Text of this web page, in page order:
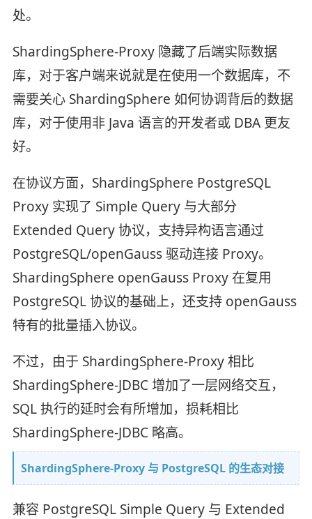
处。
ShardingSphere-Proxy 隐藏了后端实际数据
库，对于客户端来说就是在使用一个数据库，不
需要关心 ShardingSphere 如何协调背后的数据
库，对于使用非 Java 语言的开发者或 DBA 更友
好。
在协议方面，ShardingSphere PostgreSQL
Proxy 实现了 Simple Query 与大部分
Extended Query 协议，支持异构语言通过
PostgreSQL/openGauss 驱动连接 Proxy。
ShardingSphere openGauss Proxy 在复用
PostgreSQL 协议的基础上，还支持 openGauss
特有的批量插入协议。
不过，由于 ShardingSphere-Proxy 相比
ShardingSphere-JDBC 增加了一层网络交互，
SQL 执行的延时会有所增加，损耗相比
ShardingSphere-JDBC 略高。
ShardingSphere-Proxy 与 PostgreSQL 的生态对接
兼容 PostgreSQL Simple Query 与 Extended